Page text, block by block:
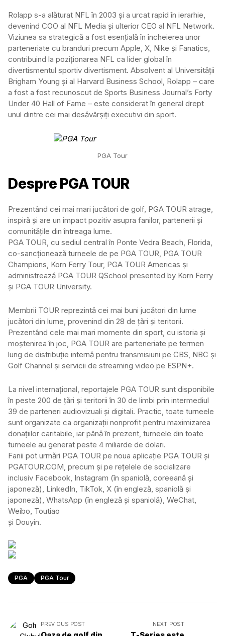
Rolapp s-a alăturat NFL în 2003 și a urcat rapid în ierarhie,
devenind COO al NFL Media și ulterior CEO al NFL Network.
Viziunea sa strategică a fost esențială în încheierea unor
parteneriate cu branduri precum Apple, X, Nike și Fanatics,
contribuind la poziționarea NFL ca lider global în
divertismentul sportiv divertisment. Absolvent al Universității
Brigham Young și al Harvard Business School, Rolapp – care
a fost a fost recunoscut de Sports Business Journal’s Forty
Under 40 Hall of Fame – este considerat în general drept
unul dintre cei mai desăvârșiți executivi din sport.
PGA Tour
Despre PGA TOUR
Prezentând cei mai mari jucători de golf, PGA TOUR atrage,
inspiră și are un impact pozitiv asupra fanilor, partenerii și
comunitățile din întreaga lume.
PGA TOUR, cu sediul central în Ponte Vedra Beach, Florida,
co-sancționează turneele de pe PGA TOUR, PGA TOUR
Champions, Korn Ferry Tour, PGA TOUR Americas și
administrează PGA TOUR QSchool presented by Korn Ferry
și PGA TOUR University.
Membrii TOUR reprezintă cei mai buni jucători din lume
jucători din lume, provenind din 28 de țări și teritorii.
Prezentând cele mai mari momente din sport, cu istoria și
moștenirea în joc, PGA TOUR are parteneriate pe termen
lung de distribuție internă pentru transmisiuni pe CBS, NBC și
Golf Channel și servicii de streaming video pe ESPN+.
La nivel internațional, reportajele PGA TOUR sunt disponibile
în peste 200 de țări și teritorii în 30 de limbi prin intermediul
39 de parteneri audiovizuali și digitali. Practic, toate turneele
sunt organizate ca organizații nonprofit pentru maximizarea
donațiilor caritabile, iar până în prezent, turneele din toate
turneele au generat peste 4 miliarde de dolari.
Fanii pot urmări PGA TOUR pe noua aplicație PGA TOUR și
PGATOUR.COM, precum și pe rețelele de socializare
inclusiv Facebook, Instagram (în spaniolă, coreeană și
japoneză), LinkedIn, TikTok, X (în engleză, spaniolă și
japoneză), WhatsApp (în engleză și spaniolă), WeChat,
Weibo, Toutiao
și Douyin.
PGA PGA Tour
PREVIOUS POST NEXT POST